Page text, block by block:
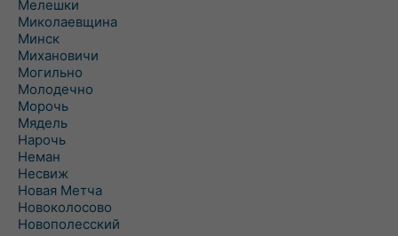
Мелешки
Миколаевщина
Минск
Михановичи
Могильно
Молодечно
Морочь
Мядель
Нарочь
Неман
Несвиж
Новая Метча
Новоколосово
Новополесский